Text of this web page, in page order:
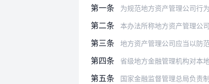
第一条
为规范地方资产管理公司行为
第二条 本办法所称地方资产管理公
第三条 地方资产管理公司应当以防
第四条 省级地方金融管理机构对本
第五条 国家金融监督管理总局负责